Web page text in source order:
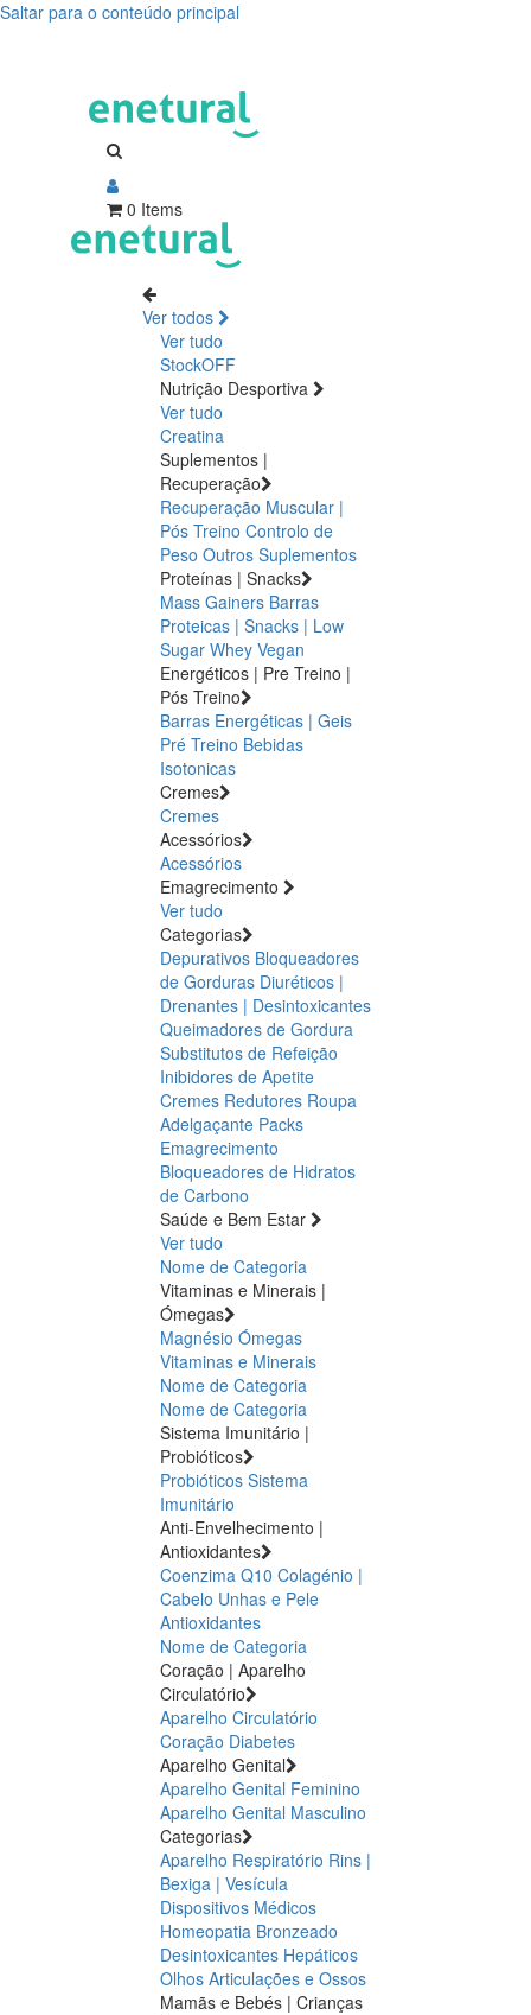
Saltar para o conteúdo principal
0 Items
Ver todos
Ver tudo
StockOFF
Nutrição Desportiva
Ver tudo
Creatina
Suplementos |
Recuperação
Recuperação Muscular |
Pós Treino Controlo de
Peso Outros Suplementos
Proteínas | Snacks
Mass Gainers Barras
Proteicas | Snacks | Low
Sugar Whey Vegan
Energéticos | Pre Treino |
Pós Treino
Barras Energéticas | Geis
Pré Treino Bebidas
Isotonicas
Cremes
Cremes
Acessórios
Acessórios
Emagrecimento
Ver tudo
Categorias
Depurativos Bloqueadores
de Gorduras Diuréticos |
Drenantes | Desintoxicantes
Queimadores de Gordura
Substitutos de Refeição
Inibidores de Apetite
Cremes Redutores Roupa
Adelgaçante Packs
Emagrecimento
Bloqueadores de Hidratos
de Carbono
Saúde e Bem Estar
Ver tudo
Nome de Categoria
Vitaminas e Minerais |
Ómegas
Magnésio Ómegas
Vitaminas e Minerais
Nome de Categoria
Nome de Categoria
Sistema Imunitário |
Probióticos
Probióticos Sistema
Imunitário
Anti-Envelhecimento |
Antioxidantes
Coenzima Q10 Colagénio |
Cabelo Unhas e Pele
Antioxidantes
Nome de Categoria
Coração | Aparelho
Circulatório
Aparelho Circulatório
Coração Diabetes
Aparelho Genital
Aparelho Genital Feminino
Aparelho Genital Masculino
Categorias
Aparelho Respiratório Rins |
Bexiga | Vesícula
Dispositivos Médicos
Homeopatia Bronzeado
Desintoxicantes Hepáticos
Olhos Articulações e Ossos
Mamãs e Bebés | Crianças